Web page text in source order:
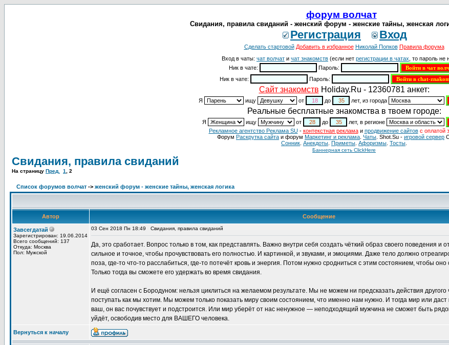
форум волчат
Свидания, правила свиданий - женский форум - женские тайны, женская
Регистрация Вход
Сделать стартовой Добавить в избранное Николай Попков Правила форума
Вход в чаты: чат волчат и чат знакомств (если нет регистрации в чатах , то пароль не
Ник в чате:
Пароль:
Ник в чате:
Пароль:
Cайт знакомств Holiday.Ru - 12360781 анкет:
Я ищу от до лет, из города
Реальные бесплатные знакомства в твоем городе:
Я ищу от до
лет, в регионе
Рекламное агентство Реклама SU- контекстная рекламаи продвижение сайтов с оплатой
Форум Раскрутка сайта и форум Маркетинг и реклама Чаты . Shot.Su - игровой сервер
Сонник Анекдоты Приметы Aфоризмы Тосты
Баннерная сеть ClickHere
Свидания, правила свиданий
На страницу Пред. 1 2
Список форумов волчат -> женский форум - женские тайны, женская логика
Автор Сообщение
Завсегдатай
Зарегистрирован: 19.06.2014
Всего сообщений: 137
Откуда: Москва
Пол: Мужской
03 Сен 2018 Пн 18:49 Свидания, правила свиданий
Да, это сработает. Вопрос только в том, как представлять. Важно внутри себя создать чёткий образ своего поведения и
сильное и точное, чтобы прочувствовать его полностью. И картинкой, и звуками, и эмоциями. Даже тело должно
поза, где-то что-то расслабиться, где-то потечёт кровь и энергия. Потом нужно сродниться с этим состоянием, чтобы
Только тогда вы сможете его удержать во время свидания.
И ещё согласен с Бородуном: нельзя циклиться на желаемом результате. Мы не можем ни предсказать действия другого
поступать как мы хотим. Мы можем только показать миру своим состоянием, что именно нам нужно. И тогда мир или
ваш, он вас почувствует и подстроится. Или мир уберёт от нас ненужное — неподходящий мужчина не сможет быть
уйдёт, освободив место для ВАШЕГО человека.
Вернуться к началу